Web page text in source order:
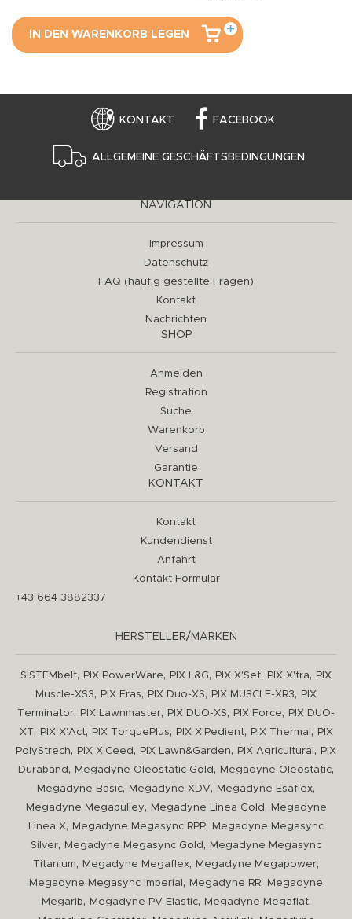
IN DEN WARENKORB LEGEN
KONTAKT FACEBOOK
ALLGEMEINE GESCHÄFTSBEDINGUNGEN
NAVIGATION
Impressum
Datenschutz
FAQ (häufig gestellte Fragen)
Kontakt
Nachrichten
SHOP
Anmelden
Registration
Suche
Warenkorb
Versand
Garantie
KONTAKT
Kontakt
Kundendienst
Anfahrt
Kontakt Formular
+43 664 3882337
HERSTELLER/MARKEN
SISTEMbelt, PIX PowerWare, PIX L&G, PIX X'Set, PIX X'tra,
PIX
Muscle-XS3, PIX Fras, PIX Duo-XS, PIX MUSCLE-XR3,
PIX
Terminator, PIX Lawnmaster, PIX DUO-XS, PIX Force,
PIX DUO-
XT, PIX X'Act, PIX TorquePlus, PIX X'Pedient, PIX Thermal ,
PIX
PolyStrech, PIX X'Ceed , PIX Lawn&Garden, PIX Agricultural ,
PIX
Duraband , Megadyne Oleostatic Gold , Megadyne Oleostatic,
Megadyne Basic, Megadyne XDV, Megadyne Esaflex,
Megadyne Megapulley, Megadyne Linea Gold ,
Megadyne
Linea X, Megadyne Megasync RPP,
Megadyne Megasync
Silver, Megadyne Megasync Gold ,
Megadyne Megasync
Titanium, Megadyne Megaflex, Megadyne Megapower,
Megadyne Megasync Imperial , Megadyne RR,
Megadyne
Megarib, Megadyne PV Elastic, Megadyne Megaflat,